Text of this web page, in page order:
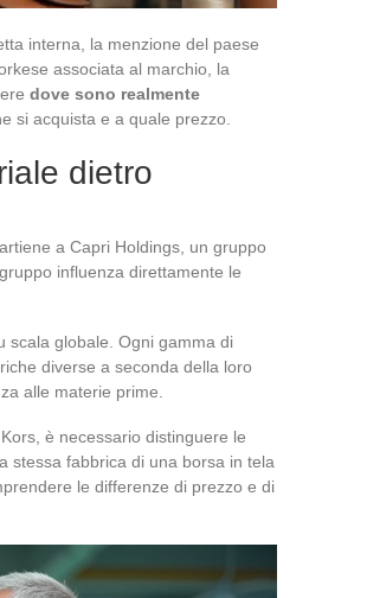
interna, la menzione del paese
associata al marchio, la
dove sono realmente
si acquista e a quale prezzo.
dietro
a Capri Holdings, un gruppo
influenza direttamente le
scala globale. Ogni gamma di
diverse a seconda della loro
alle materie prime.
è necessario distinguere le
stessa fabbrica di una borsa in tela
le differenze di prezzo e di